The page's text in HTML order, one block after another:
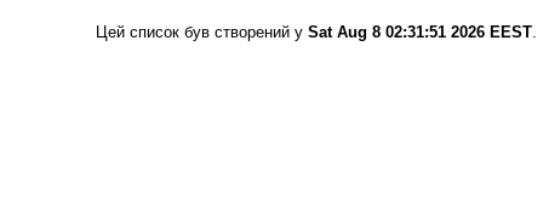
Цей список був створений у Sat Aug 8 02:31:51 2026 EEST